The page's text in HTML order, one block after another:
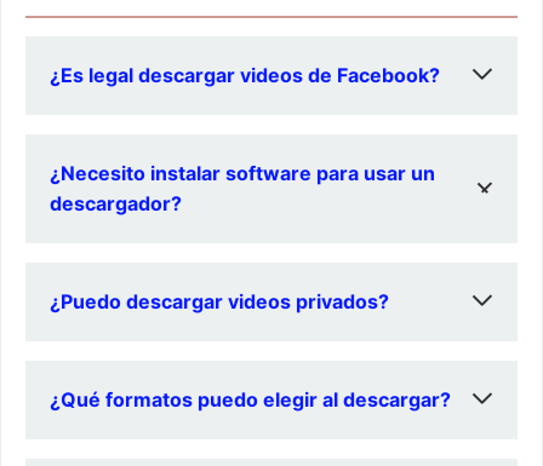
¿Es legal descargar videos de Facebook?
del autor antes de descargar.
¿Necesito instalar software para usar un
descargador?
herramientas en línea
¿Puedo descargar videos privados?
que compartan contigo
¿Qué formatos puedo elegir al descargar?